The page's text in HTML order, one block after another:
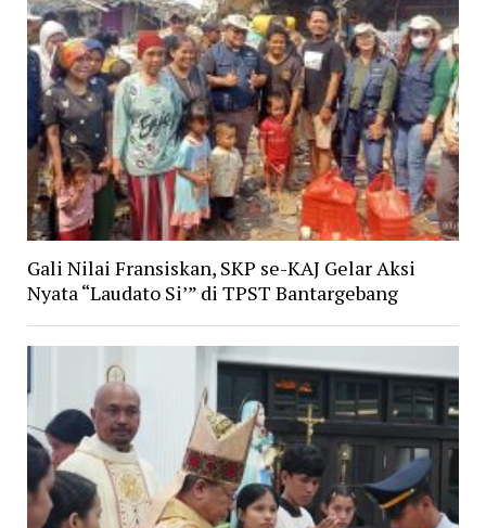
Gali Nilai Fransiskan, SKP se-KAJ Gelar Aksi
Nyata “Laudato Si’” di TPST Bantargebang